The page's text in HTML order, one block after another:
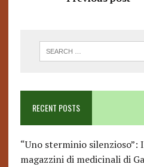
RECENT POSTS
“Uno sterminio silenzioso”:
magazzini di medicinali di